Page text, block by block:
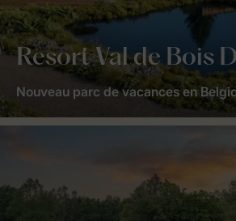
Resort Val de Bois
Nouveau parc de vacances en